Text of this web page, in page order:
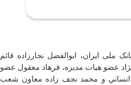
ملی ایران، ابوالفضل نجارزاده قائم
عضو هیات مدیره، فرهاد معقول عضو
انساني و محمد نجف زاده معاون شعب